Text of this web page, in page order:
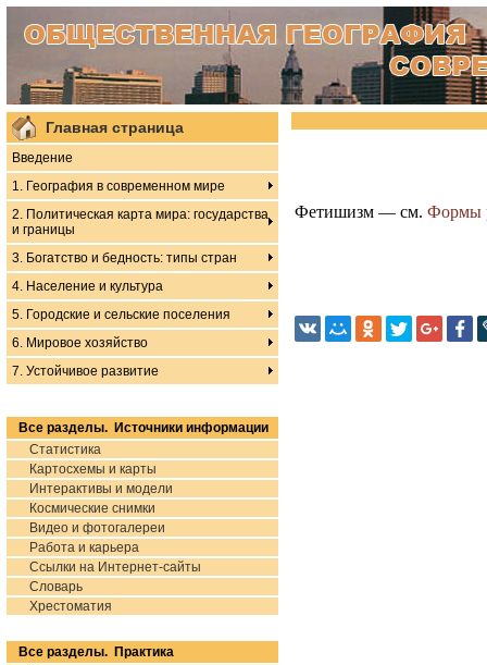
Главная страница
Введение
1. География в современном мире
2. Политическая карта мира: государства
и границы
3. Богатство и бедность: типы стран
4. Население и культура
5. Городские и сельские поселения
6. Мировое хозяйство
7. Устойчивое развитие
Все разделы. Источники информации
Статистика
Картосхемы и карты
Интерактивы и модели
Космические снимки
Видео и фотогалереи
Работа и карьера
Ссылки на Интернет-сайты
Словарь
Хрестоматия
Все разделы. Практика
Фетишизм — см. Формы